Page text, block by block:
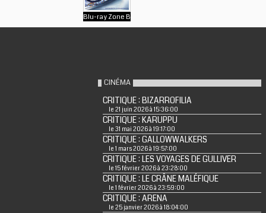
Blu-ray Zone B
CINÉMA
CRITIQUE : BIZARROFILIA
le 21 juin 2026 à 15:36:00
CRITIQUE : KARUPPU
le 31 mai 2026 à 19:17:00
CRITIQUE : GALLOWWALKERS
le 1 mars 2026 à 19:57:00
CRITIQUE : LES VOYAGES DE GULLIVER
le 15 février 2026 à 23:28:00
CRITIQUE : LE CRÂNE MALÉFIQUE
le 1 février 2026 à 23:59:00
CRITIQUE : ARENA
le 25 janvier 2026 à 18:04:00